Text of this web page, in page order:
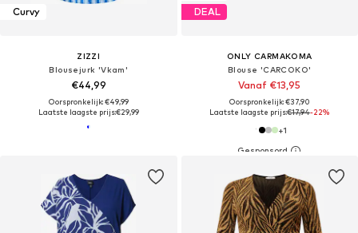
Curvy
ZIZZI
Blousejurk 'Vkam'
€44,99
Oorspronkelijk: €49,99
Laatste laagste prijs:€29,99
DEAL
ONLY CARMAKOMA
Blouse 'CARCOKO'
Vanaf €13,95
Oorspronkelijk: €37,90
Laatste laagste prijs:€17,94-22%
+1